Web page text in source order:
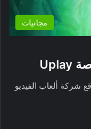
مجانيات
شركة ألعاب الفيديو